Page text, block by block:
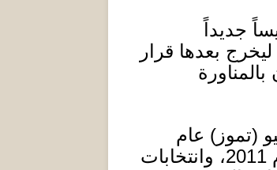
جديداً
بعدها قرار
(تموز ) عام
2011، وانتخابات